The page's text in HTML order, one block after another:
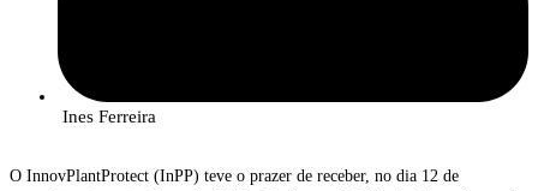
Ines Ferreira
O InnovPlantProtect (InPP) teve o prazer de receber, no dia 12 de